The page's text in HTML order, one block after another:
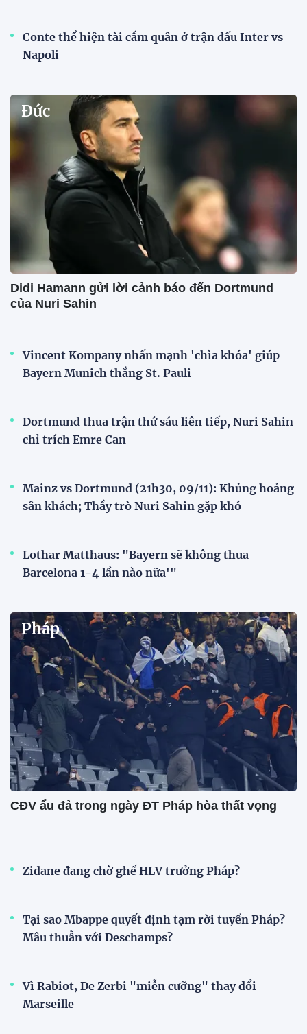
Conte thể hiện tài cầm quân ở trận đấu Inter vs
Napoli
Đức
Didi Hamann gửi lời cảnh báo đến Dortmund
của Nuri Sahin
Vincent Kompany nhấn mạnh 'chìa khóa' giúp
Bayern Munich thắng St. Pauli
Dortmund thua trận thứ sáu liên tiếp, Nuri Sahin
chỉ trích Emre Can
Mainz vs Dortmund (21h30, 09/11): Khủng hoảng
sân khách; Thầy trò Nuri Sahin gặp khó
Lothar Matthaus: "Bayern sẽ không thua
Barcelona 1-4 lần nào nữa'"
Pháp
CĐV ẩu đả trong ngày ĐT Pháp hòa thất vọng
Zidane đang chờ ghế HLV trưởng Pháp?
Tại sao Mbappe quyết định tạm rời tuyển Pháp?
Mâu thuẫn với Deschamps?
Vì Rabiot, De Zerbi "miễn cưỡng" thay đổi
Marseille